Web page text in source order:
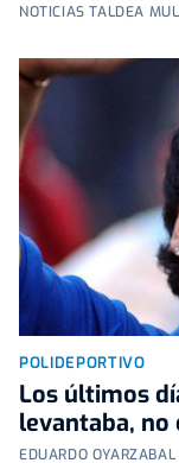
NOTICIAS TALDEA
POLIDEPORTIVO
Los últimos
levantaba, no
EDUARDO